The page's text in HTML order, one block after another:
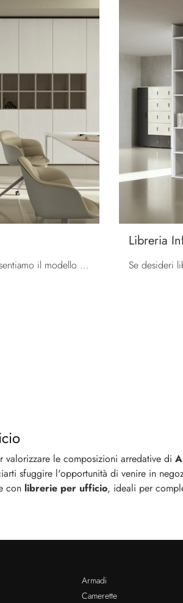
Se vuoi ultimare il tuo ufficio, ti presentiamo il modello Libreria Infinity 03 di Colombini Office tra diverse proposte di librerie per ufficio.
Libreria
le composizioni arredative di
sfuggire l'opportunità di venire in
con librerie per ufficio, ideali per
Armadi
Camerette